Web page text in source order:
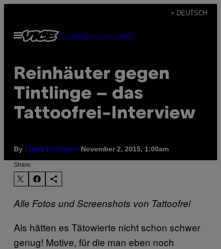
content
+ DEUTSCH
Open
Menu
SubscribeNewsletter
Reinhäuter gegen
Tintlinge – das
Tattoofrei-Interview
By Linus VolkmannNovember 2, 2015, 1:00am
Share:
Alle Fotos und Screenshots von Tattoofrei
Als hätten es Tätowierte nicht schon schwer
genug! Motive, für die man eben noch